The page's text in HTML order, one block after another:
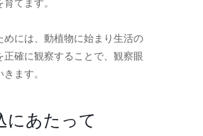
めには、動植物に始まり生活の
正確に観察することで、観察眼
ます。
にあたって